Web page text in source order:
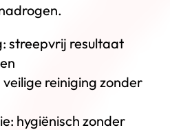
streepvrij resultaat
reiniging zonder
hygiënisch zonder